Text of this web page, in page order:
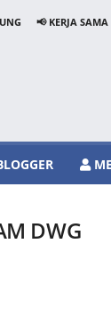
📢 KERJA SAMA
DWG